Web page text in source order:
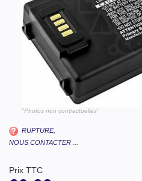
"Photos non contractuelles"
RUPTURE,
NOUS CONTACTER ...
Prix TTC